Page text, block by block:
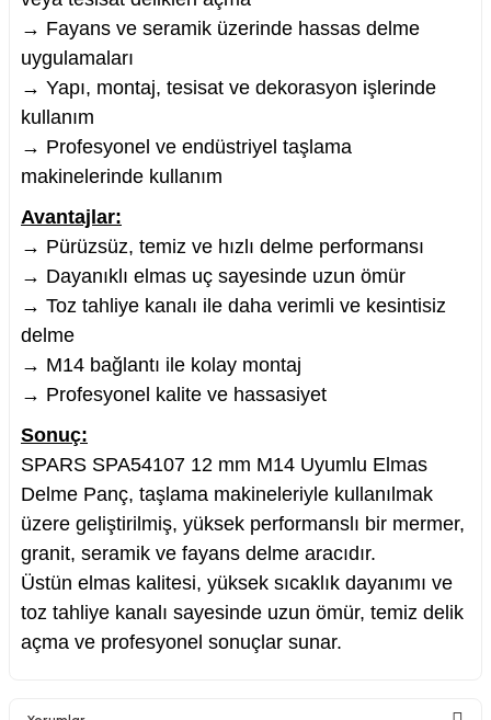
→ Fayans ve seramik üzerinde hassas delme
uygulamaları
→ Yapı, montaj, tesisat ve dekorasyon işlerinde
kullanım
→ Profesyonel ve endüstriyel taşlama
makinelerinde kullanım
Avantajlar:
→ Pürüzsüz, temiz ve hızlı delme performansı
→ Dayanıklı elmas uç sayesinde uzun ömür
→ Toz tahliye kanalı ile daha verimli ve kesintisiz
delme
→ M14 bağlantı ile kolay montaj
→ Profesyonel kalite ve hassasiyet
Sonuç:
SPARS SPA54107 12 mm M14 Uyumlu Elmas
Delme Panç, taşlama makineleriyle kullanılmak
üzere geliştirilmiş, yüksek performanslı bir mermer,
granit, seramik ve fayans delme aracıdır.
Üstün elmas kalitesi, yüksek sıcaklık dayanımı ve
toz tahliye kanalı sayesinde uzun ömür, temiz delik
açma ve profesyonel sonuçlar sunar.